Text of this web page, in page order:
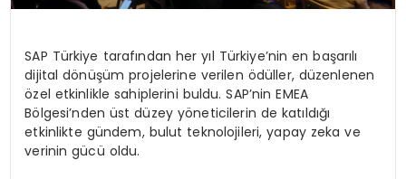
SAP Türkiye tarafından her yıl Türkiye’nin en başarılı
dijital dönüşüm projelerine verilen ödüller, düzenlenen
özel etkinlikle sahiplerini buldu. SAP’nin EMEA
Bölgesi’nden üst düzey yöneticilerin de katıldığı
etkinlikte gündem, bulut teknolojileri, yapay zeka ve
verinin gücü oldu.